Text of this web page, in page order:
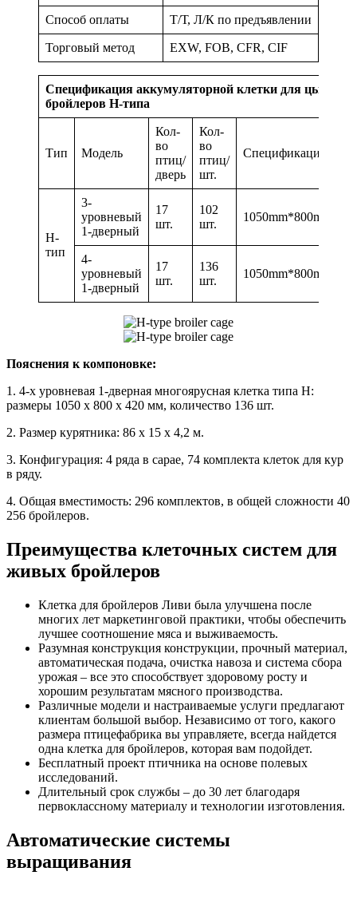
Способ оплаты Т/Т, Л/К по предъявлении
Торговый метод EXW, FOB, CFR, CIF
Спецификация аккумуляторной клетки для цыплят-
бройлеров H-типа
Тип Модель
Кол-
во
птиц/
дверь
Кол-
во
птиц/
шт.
Спецификация
H-
тип
3-
уровневый
1-дверный
17
шт.
102
шт.
4-
уровневый
1-дверный
17
шт.
136
шт.
Пояснения к компоновке:
1. 4-х уровневая 1-дверная многоярусная клетка типа H:
размеры 1050 x 800 x 420 мм, количество 136 шт.
2. Размер курятника: 86 х 15 х 4,2 м.
3. Конфигурация: 4 ряда в сарае, 74 комплекта клеток для кур
в ряду.
4. Общая вместимость: 296 комплектов, в общей сложности 40
256 бройлеров.
Преимущества клеточных систем для
живых бройлеров
Клетка для бройлеров Ливи была улучшена после
многих лет маркетинговой практики, чтобы обеспечить
лучшее соотношение мяса и выживаемость.
Разумная конструкция конструкции, прочный материал,
автоматическая подача, очистка навоза и система сбора
урожая – все это способствует здоровому росту и
хорошим результатам мясного производства.
Различные модели и настраиваемые услуги предлагают
клиентам большой выбор. Независимо от того, какого
размера птицефабрика вы управляете, всегда найдется
одна клетка для бройлеров, которая вам подойдет.
Бесплатный проект птичника на основе полевых
исследований.
Длительный срок службы – до 30 лет благодаря
первоклассному материалу и технологии изготовления.
Автоматические системы
выращивания